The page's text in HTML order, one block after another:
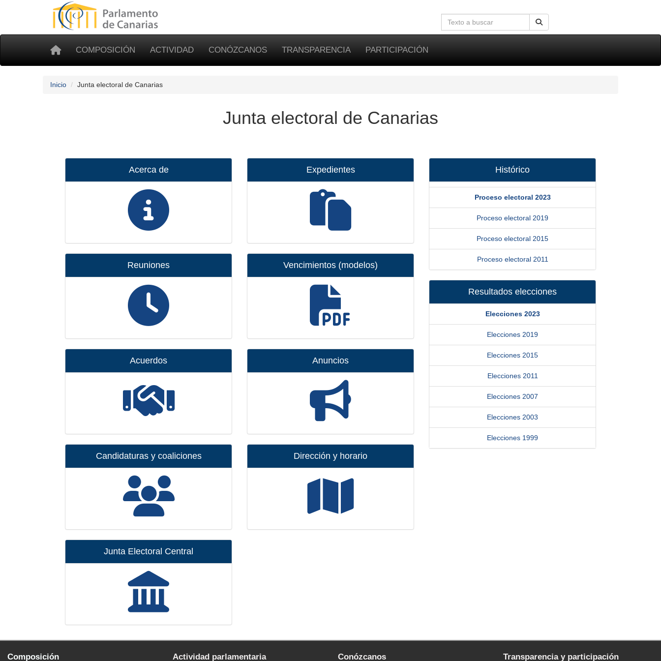
COMPOSICIÓN ACTIVIDAD CONÓZCANOS TRANSPARENCIA PARTICIPACIÓN
Inicio Junta electoral de Canarias
Junta electoral de Canarias
Acerca de Expedientes
Reuniones Vencimientos (modelos)
Acuerdos Anuncios
Candidaturas y coaliciones Dirección y horario
Junta Electoral Central
Histórico
Proceso electoral 2023
Proceso electoral 2019
Proceso electoral 2015
Proceso electoral 2011
Resultados elecciones
Elecciones 2023
Elecciones 2019
Elecciones 2015
Elecciones 2011
Elecciones 2007
Elecciones 2003
Elecciones 1999
Composición Actividad parlamentaria Conózcanos Transparencia y participación